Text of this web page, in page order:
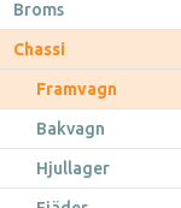
Broms
Chassi
Framvagn
Bakvagn
Hjullager